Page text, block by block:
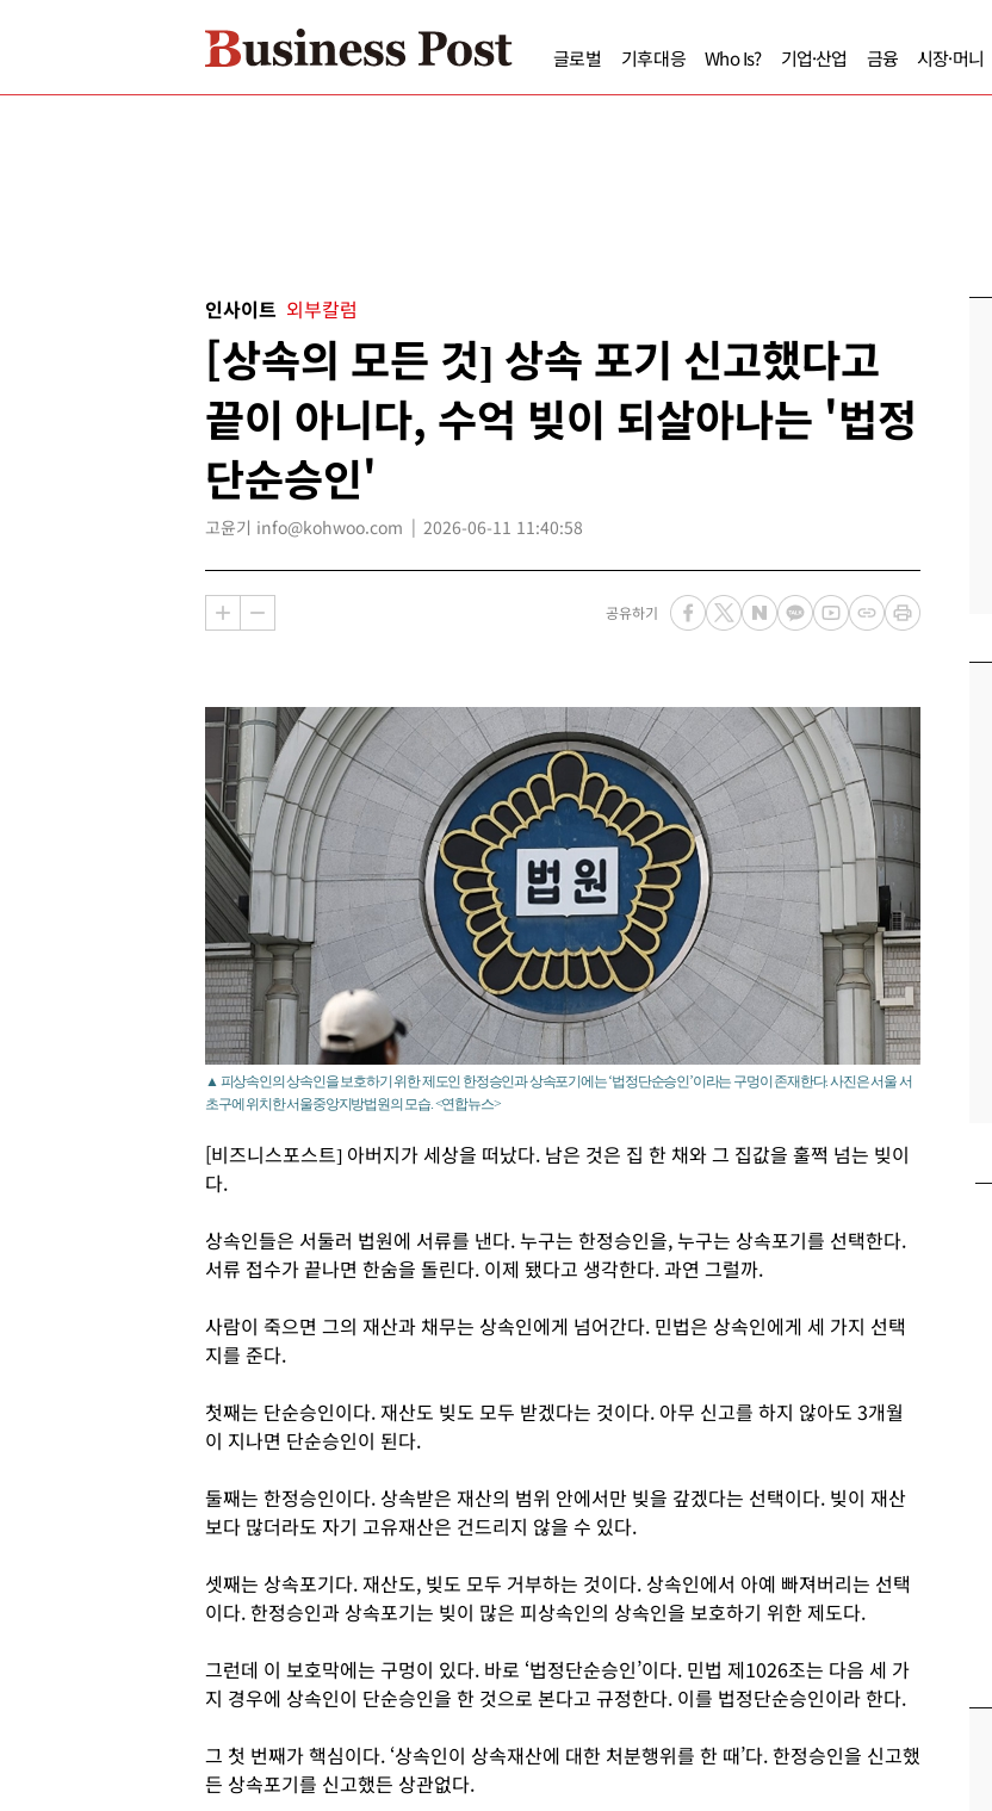
글로벌 기후대응 Who Is? 기업·산업 금융 시장·머니
인사이트 외부칼럼
[상속의 모든 것] 상속 포기 신고했다고
끝이 아니다, 수억 빚이 되살아나는 '법정
단순승인'
고윤기 info@kohwoo.com 2026-06-11 11:40:58
공유하기
▲ 피상속인의 상속인을 보호하기 위한 제도인 한정승인과 상속포기에는 ‘법정단순승인’이라는 구멍이 존재한다. 사진은 서울 서
초구에 위치한 서울중앙지방법원의 모습. <연합뉴스>
[비즈니스포스트] 아버지가 세상을 떠났다. 남은 것은 집 한 채와 그 집값을 훌쩍 넘는 빚이
다.
상속인들은 서둘러 법원에 서류를 낸다. 누구는 한정승인을, 누구는 상속포기를 선택한다.
서류 접수가 끝나면 한숨을 돌린다. 이제 됐다고 생각한다. 과연 그럴까.
사람이 죽으면 그의 재산과 채무는 상속인에게 넘어간다. 민법은 상속인에게 세 가지 선택
지를 준다.
첫째는 단순승인이다. 재산도 빚도 모두 받겠다는 것이다. 아무 신고를 하지 않아도 3개월
이 지나면 단순승인이 된다.
둘째는 한정승인이다. 상속받은 재산의 범위 안에서만 빚을 갚겠다는 선택이다. 빚이 재산
보다 많더라도 자기 고유재산은 건드리지 않을 수 있다.
셋째는 상속포기다. 재산도, 빚도 모두 거부하는 것이다. 상속인에서 아예 빠져버리는 선택
이다. 한정승인과 상속포기는 빚이 많은 피상속인의 상속인을 보호하기 위한 제도다.
그런데 이 보호막에는 구멍이 있다. 바로 ‘법정단순승인’이다. 민법 제1026조는 다음 세 가
지 경우에 상속인이 단순승인을 한 것으로 본다고 규정한다. 이를 법정단순승인이라 한다.
그 첫 번째가 핵심이다. ‘상속인이 상속재산에 대한 처분행위를 한 때’다. 한정승인을 신고했
든 상속포기를 신고했든 상관없다.